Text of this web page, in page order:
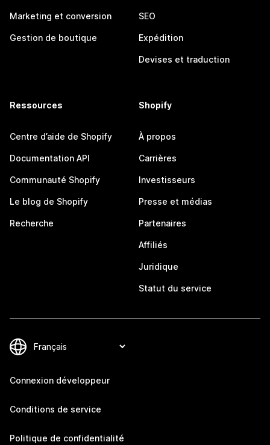
Marketing et conversion
Gestion de boutique
SEO
Expédition
Devises et traduction
Ressources
Centre d’aide de Shopify
Documentation API
Communauté Shopify
Le blog de Shopify
Recherche
Shopify
À propos
Carrières
Investisseurs
Presse et médias
Partenaires
Affiliés
Juridique
Statut du service
Connexion développeur
Conditions de service
Politique de confidentialité